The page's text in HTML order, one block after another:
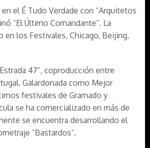
el É Tudo Verdade con “Arquitetos
“El Último Comandante”. La
en los Festivales, Chicago, Beijing,
47”, coproducción entre
Galardonada como Mejor
festivales de Gramado y
se ha comercializado en más de
se encuentra desarrollando el
“Bastardos”.